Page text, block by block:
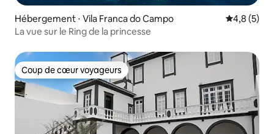
Hébergement ⋅ Vila Franca do Campo Évaluation
4,8 (5)
La vue sur le Ring de la princesse
Coup de cœur voyageurs
Coup de cœur voyageurs